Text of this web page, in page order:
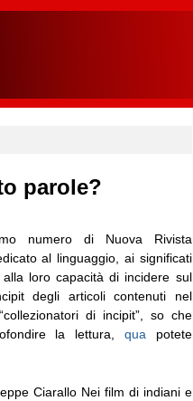
parole?
numero di Nuova Rivista
al linguaggio, ai significati
loro capacità di incidere sul
degli articoli contenuti nel
di incipit”, so che
la lettura, qua potete
Ciarallo Nei film di indiani e